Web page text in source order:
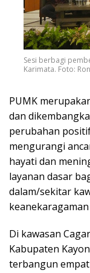
Sesi berbagi
Karimata. Foto:
PUMK
dan
perubahan
mengurangi
hayati dan
layanan dasar
dalam/sekitar
Di kawasan
Kabupaten
terbangun empat